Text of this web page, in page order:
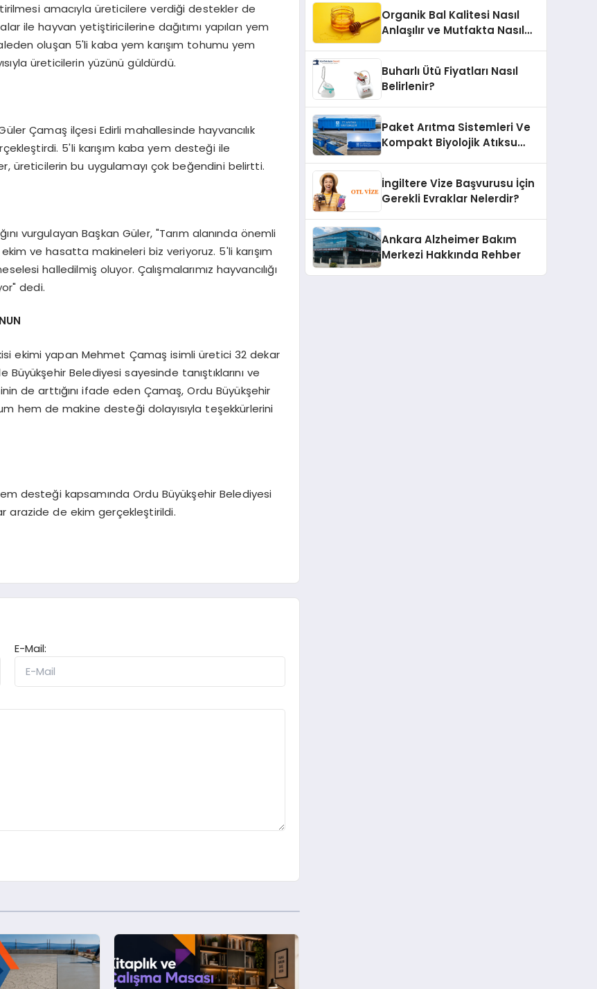
amacıyla üreticilere verdiği destekler de
ile hayvan yetiştiricilerine dağıtımı yapılan yem
oluşan 5'li kaba yem karışım tohumu yem
üreticilerin yüzünü güldürdü.
Çamaş ilçesi Edirli mahallesinde hayvancılık
5'li karışım kaba yem desteği ile
üreticilerin bu uygulamayı çok beğendini belirtti.
vurgulayan Başkan Güler, "Tarım alanında önemli
ve hasatta makineleri biz veriyoruz. 5'li karışım
halledilmiş oluyor. Çalışmalarımız hayvancılığı
dedi.
ekimi yapan Mehmet Çamaş isimli üretici 32 dekar
Belediyesi sayesinde tanıştıklarını ve
de arttığını ifade eden Çamaş, Ordu Büyükşehir
hem de makine desteği dolayısıyla teşekkürlerini
desteği kapsamında Ordu Büyükşehir Belediyesi
arazide de ekim gerçekleştirildi.
E-Mail:
Organik Bal Kalitesi Nasıl
Anlaşılır ve Mutfakta Nasıl
Buharlı Ütü Fiyatları Nasıl
Belirlenir?
Paket Arıtma Sistemleri Ve
Kompakt Biyolojik Atıksu
İngiltere Vize Başvurusu İçin
Gerekli Evraklar Nelerdir?
Ankara Alzheimer Bakım
Merkezi Hakkında Rehber